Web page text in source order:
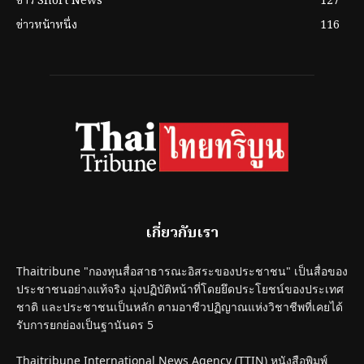
ข่าวหน้าหนึ่ง
116
เกี่ยวกับเรา
Thaitribune "กองทุนสื่อสาธารณะอิสระของประชาชน" เป็นสื่อของ
ประชาชนอย่างแท้จริง มุ่งปฏิบัติหน้าที่โดยยึดประโยชน์ของประเทศ
ชาติ และประชาชนเป็นหลัก ตามอาชีวปฏิญาณแห่งวิชาชีพที่เคยได้
รับการยกย่องเป็นฐานันดร 5
Thaitribune International News Agency (TTIN) หนังสือพิมพ์